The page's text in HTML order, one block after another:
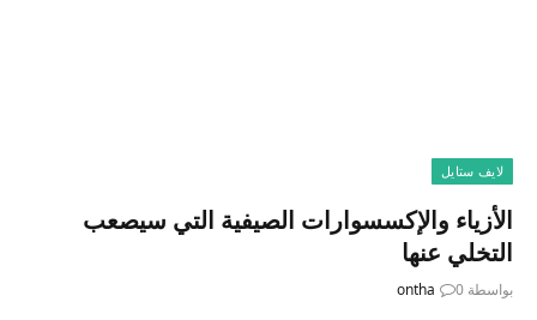
لايف ستايل
الأزياء والإكسسوارات الصيفية التي سيصعب
التخلي عنها
بواسطة ontha 0